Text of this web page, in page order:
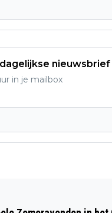
nieuwsbrief
in je mailbox
START: